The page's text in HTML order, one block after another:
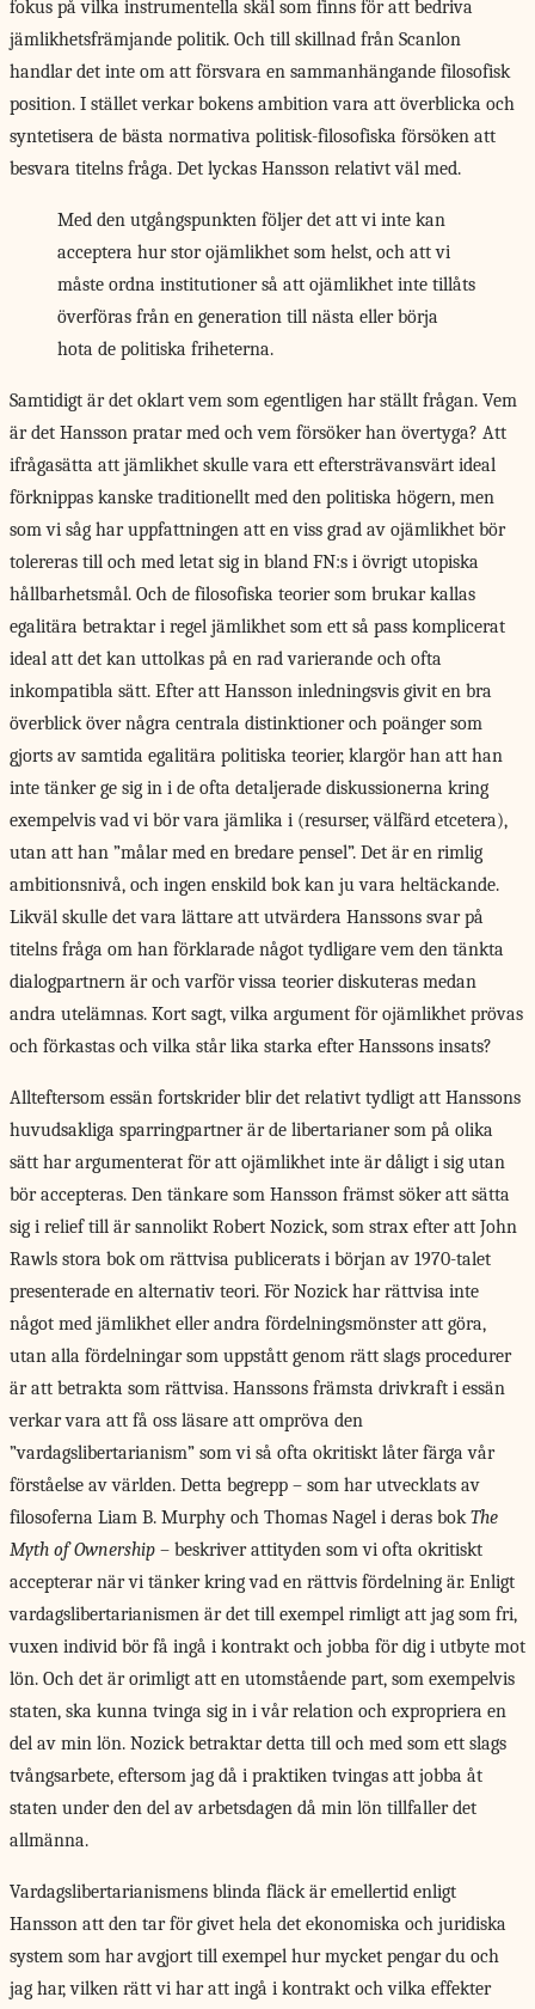
fokus på vilka instrumentella skäl som finns för att bedriva
jämlikhetsfrämjande politik. Och till skillnad från Scanlon
handlar det inte om att försvara en sammanhängande filosofisk
position. I stället verkar bokens ambition vara att överblicka och
syntetisera de bästa normativa politisk-filosofiska försöken att
besvara titelns fråga. Det lyckas Hansson relativt väl med.
Med den utgångspunkten följer det att vi inte kan
acceptera hur stor ojämlikhet som helst, och att vi
måste ordna institutioner så att ojämlikhet inte tillåts
överföras från en generation till nästa eller börja
hota de politiska friheterna.
Samtidigt är det oklart vem som egentligen har ställt frågan. Vem
är det Hansson pratar med och vem försöker han övertyga? Att
ifrågasätta att jämlikhet skulle vara ett eftersträvansvärt ideal
förknippas kanske traditionellt med den politiska högern, men
som vi såg har uppfattningen att en viss grad av ojämlikhet bör
tolereras till och med letat sig in bland FN:s i övrigt utopiska
hållbarhetsmål. Och de filosofiska teorier som brukar kallas
egalitära betraktar i regel jämlikhet som ett så pass komplicerat
ideal att det kan uttolkas på en rad varierande och ofta
inkompatibla sätt. Efter att Hansson inledningsvis givit en bra
överblick över några centrala distinktioner och poänger som
gjorts av samtida egalitära politiska teorier, klargör han att han
inte tänker ge sig in i de ofta detaljerade diskussionerna kring
exempelvis vad vi bör vara jämlika i (resurser, välfärd etcetera),
utan att han ”målar med en bredare pensel”. Det är en rimlig
ambitionsnivå, och ingen enskild bok kan ju vara heltäckande.
Likväl skulle det vara lättare att utvärdera Hanssons svar på
titelns fråga om han förklarade något tydligare vem den tänkta
dialogpartnern är och varför vissa teorier diskuteras medan
andra utelämnas. Kort sagt, vilka argument för ojämlikhet prövas
och förkastas och vilka står lika starka efter Hanssons insats?
Allteftersom essän fortskrider blir det relativt tydligt att Hanssons
huvudsakliga sparringpartner är de libertarianer som på olika
sätt har argumenterat för att ojämlikhet inte är dåligt i sig utan
bör accepteras. Den tänkare som Hansson främst söker att sätta
sig i relief till är sannolikt Robert Nozick, som strax efter att John
Rawls stora bok om rättvisa publicerats i början av 1970-talet
presenterade en alternativ teori. För Nozick har rättvisa inte
något med jämlikhet eller andra fördelningsmönster att göra,
utan alla fördelningar som uppstått genom rätt slags procedurer
är att betrakta som rättvisa. Hanssons främsta drivkraft i essän
verkar vara att få oss läsare att ompröva den
”vardagslibertarianism” som vi så ofta okritiskt låter färga vår
förståelse av världen. Detta begrepp – som har utvecklats av
filosoferna Liam B. Murphy och Thomas Nagel i deras bokThe
Myth of Ownership – beskriver attityden som vi ofta okritiskt
accepterar när vi tänker kring vad en rättvis fördelning är. Enligt
vardagslibertarianismen är det till exempel rimligt att jag som fri,
vuxen individ bör få ingå i kontrakt och jobba för dig i utbyte mot
lön. Och det är orimligt att en utomstående part, som exempelvis
staten, ska kunna tvinga sig in i vår relation och expropriera en
del av min lön. Nozick betraktar detta till och med som ett slags
tvångsarbete, eftersom jag då i praktiken tvingas att jobba åt
staten under den del av arbetsdagen då min lön tillfaller det
allmänna.
Vardagslibertarianismens blinda fläck är emellertid enligt
Hansson att den tar för givet hela det ekonomiska och juridiska
system som har avgjort till exempel hur mycket pengar du och
jag har, vilken rätt vi har att ingå i kontrakt och vilka effekter